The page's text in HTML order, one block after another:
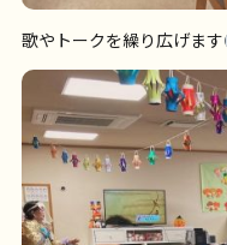
歌やトークを繰り広げます